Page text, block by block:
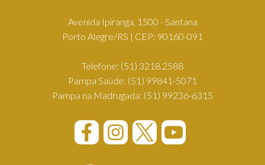
Avenida Ipiranga, 1500 - Santana
Porto Alegre/RS | CEP: 90160-091
Telefone: (51) 3218.2588
Pampa Saúde: (51) 99841-5071
Pampa na Madrugada: (51) 99236-6315